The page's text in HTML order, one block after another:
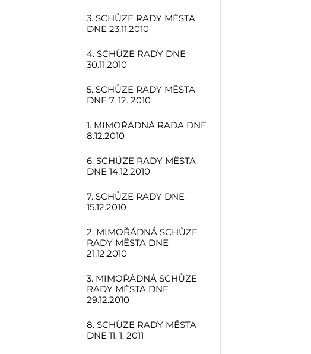
3. SCHŮZE RADY MĚSTA
DNE 23.11.2010
4. SCHŮZE RADY DNE
30.11.2010
5. SCHŮZE RADY MĚSTA
DNE 7. 12. 2010
1. MIMOŘÁDNÁ RADA DNE
8.12.2010
6. SCHŮZE RADY MĚSTA
DNE 14.12.2010
7. SCHŮZE RADY DNE
15.12.2010
2. MIMOŘÁDNÁ SCHŮZE
RADY MĚSTA DNE
21.12.2010
3. MIMOŘÁDNÁ SCHŮZE
RADY MĚSTA DNE
29.12.2010
8. SCHŮZE RADY MĚSTA
DNE 11. 1. 2011